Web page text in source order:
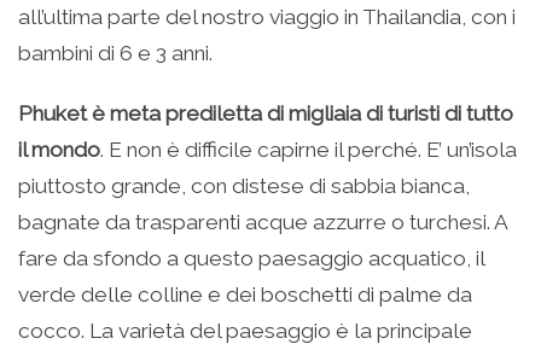
all’ultima parte del nostro viaggio in Thailandia, con i
bambini di 6 e 3 anni.
Phuket è meta prediletta di migliaia di turisti di tutto
il mondo. E non è difficile capirne il perché. E’ un’isola
piuttosto grande, con distese di sabbia bianca,
bagnate da trasparenti acque azzurre o turchesi. A
fare da sfondo a questo paesaggio acquatico, il
verde delle colline e dei boschetti di palme da
cocco. La varietà del paesaggio è la principale